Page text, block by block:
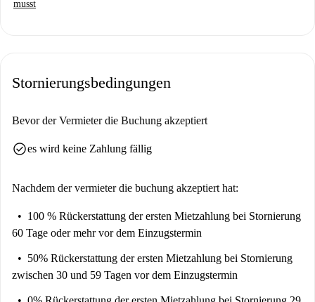
faszinierende Orte wie das Goldene Haus und der Ehrbar Saal Wien sind
musst
Stornierungsbedingungen
Bevor der Vermieter die Buchung akzeptiert
check_circlees wird keine Zahlung fällig
Nachdem der vermieter die buchung akzeptiert hat:
100 % Rückerstattung der ersten Mietzahlung bei Stornierung
60 Tage oder mehr vor dem Einzugstermin
50% Rückerstattung der ersten Mietzahlung bei Stornierung
zwischen 30 und 59 Tagen vor dem Einzugstermin